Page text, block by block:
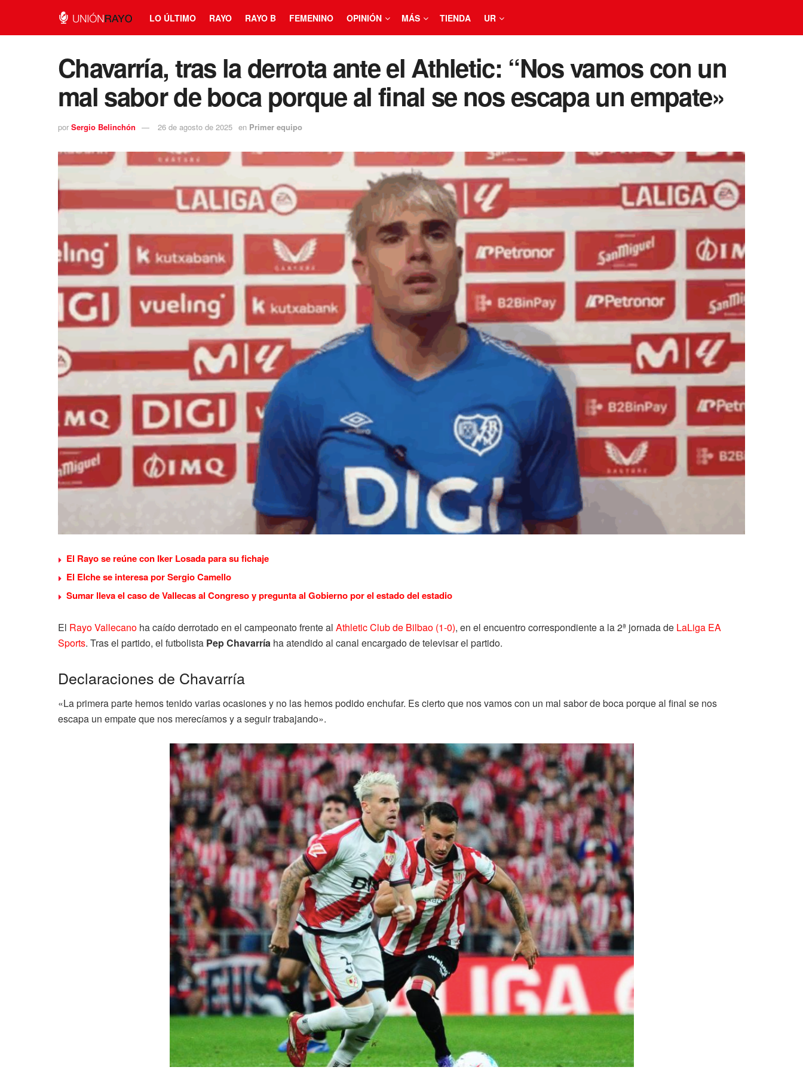
LO ÚLTIMO RAYO RAYO B FEMENINO OPINIÓN MÁS TIENDA UR
Chavarría, tras la derrota ante el Athletic: “Nos vamos con un
mal sabor de boca porque al final se nos escapa un empate»
por Sergio Belinchón 26 de agosto de 2025 en Primer equipo
El Rayo se reúne con Iker Losada para su fichaje
El Elche se interesa por Sergio Camello
Sumar lleva el caso de Vallecas al Congreso y pregunta al Gobierno por el estado del estadio
El Rayo Vallecano ha caído derrotado en el campeonato frente al Athletic Club de Bilbao (1-0), en el encuentro correspondiente a la 2ª jornada de LaLiga EA
Sports. Tras el partido, el futbolista Pep Chavarría ha atendido al canal encargado de televisar el partido.
Declaraciones de Chavarría
«La primera parte hemos tenido varias ocasiones y no las hemos podido enchufar. Es cierto que nos vamos con un mal sabor de boca porque al final se nos
escapa un empate que nos merecíamos y a seguir trabajando».